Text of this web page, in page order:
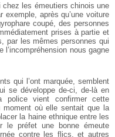
les émeutiers chinois une
après qu’une voiture
coupé, des personnes
prises à partie et
par les mêmes personnes qui
nous gagne
qui l’ont marquée, semblent
se développe de-ci, de-là en
police vient confirmer cette
où elle sentait que la
la haine ethnique entre les
le préfet une bonne émeute
contre les flics, et autres